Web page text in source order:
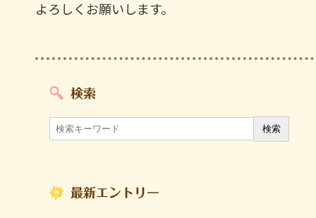
よろしくお願いします。
検索
最新エントリー